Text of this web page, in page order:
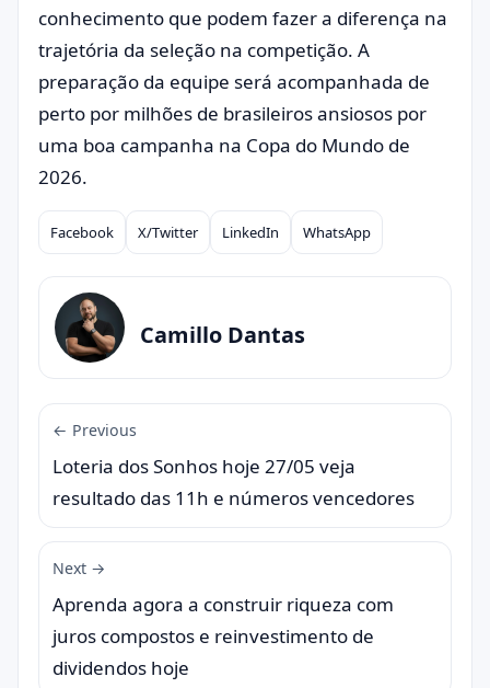
conhecimento que podem fazer a diferença na
trajetória da seleção na competição. A
preparação da equipe será acompanhada de
perto por milhões de brasileiros ansiosos por
uma boa campanha na Copa do Mundo de
2026.
Compartilhar
Facebook X/Twitter LinkedIn WhatsApp
Camillo Dantas
← Previous
Loteria dos Sonhos hoje 27/05 veja
resultado das 11h e números vencedores
Next →
Aprenda agora a construir riqueza com
juros compostos e reinvestimento de
dividendos hoje